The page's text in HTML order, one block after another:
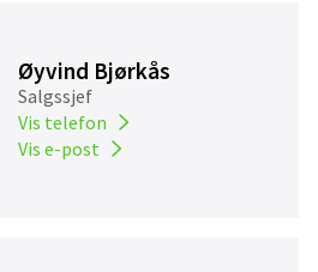
Øyvind Bjørkås
Salgssjef
Vis telefon
Vis e-post